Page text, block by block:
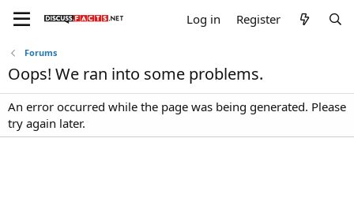
Log in Register
Forums
Oops! We ran into some problems.
An error occurred while the page was being generated. Please
try again later.